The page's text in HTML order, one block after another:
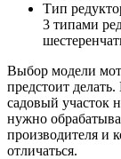
Тип
3 типами
Выбор модели
предстоит
садовый участок
нужно
производителя и
отличаться.